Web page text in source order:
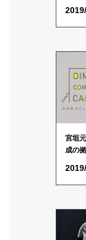
宮垣
成の